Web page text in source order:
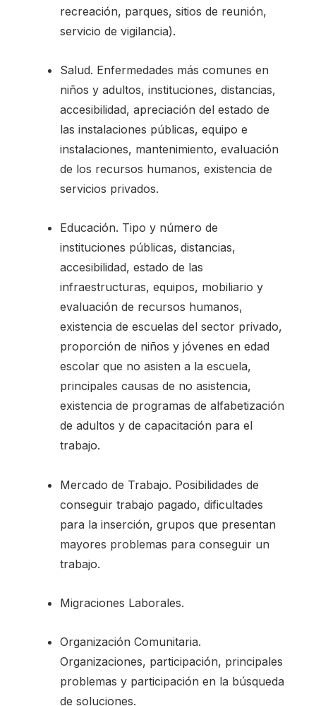
recreación, parques, sitios de reunión,
servicio de vigilancia).
Salud. Enfermedades más comunes en
niños y adultos, instituciones, distancias,
accesibilidad, apreciación del estado de
las instalaciones públicas, equipo e
instalaciones, mantenimiento, evaluación
de los recursos humanos, existencia de
servicios privados.
Educación. Tipo y número de
instituciones públicas, distancias,
accesibilidad, estado de las
infraestructuras, equipos, mobiliario y
evaluación de recursos humanos,
existencia de escuelas del sector privado,
proporción de niños y jóvenes en edad
escolar que no asisten a la escuela,
principales causas de no asistencia,
existencia de programas de alfabetización
de adultos y de capacitación para el
trabajo.
Mercado de Trabajo. Posibilidades de
conseguir trabajo pagado, dificultades
para la inserción, grupos que presentan
mayores problemas para conseguir un
trabajo.
Migraciones Laborales.
Organización Comunitaria.
Organizaciones, participación, principales
problemas y participación en la búsqueda
de soluciones.